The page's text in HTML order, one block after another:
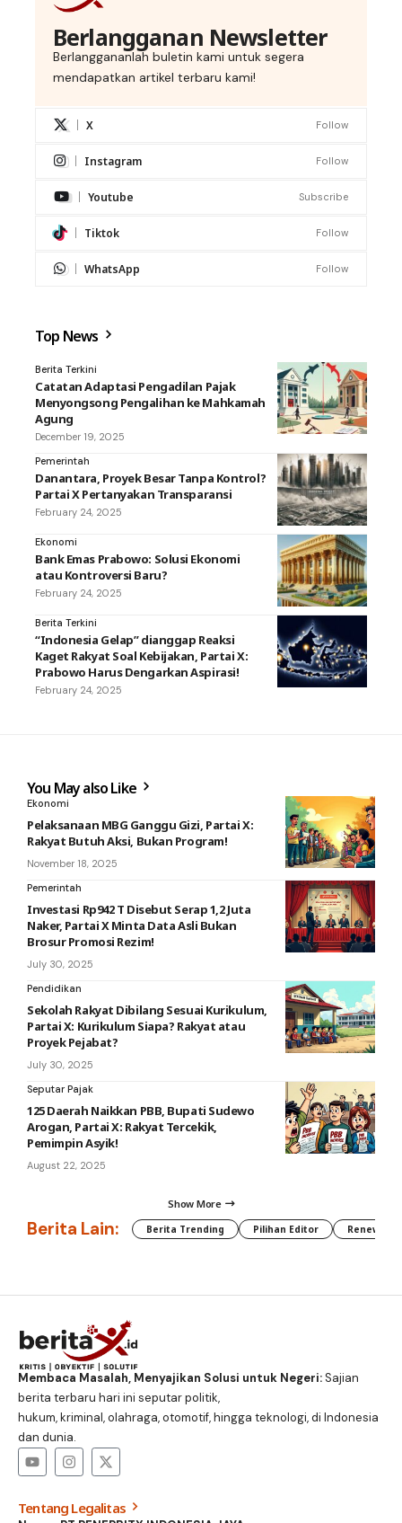
Berlangganan Newsletter
Berlanggananlah buletin kami untuk segera
mendapatkan artikel terbaru kami!
X Follow
Instagram Follow
Youtube Subscribe
Tiktok Follow
WhatsApp Follow
Top News
Berita Terkini
Catatan Adaptasi Pengadilan Pajak
Menyongsong Pengalihan ke Mahkamah
Agung
December 19, 2025
Pemerintah
Danantara, Proyek Besar Tanpa Kontrol?
Partai X Pertanyakan Transparansi
February 24, 2025
Ekonomi
Bank Emas Prabowo: Solusi Ekonomi
atau Kontroversi Baru?
February 24, 2025
Berita Terkini
“Indonesia Gelap” dianggap Reaksi
Kaget Rakyat Soal Kebijakan, Partai X:
Prabowo Harus Dengarkan Aspirasi!
February 24, 2025
You May also Like
Ekonomi
Pelaksanaan MBG Ganggu Gizi, Partai X:
Rakyat Butuh Aksi, Bukan Program!
November 18, 2025
Pemerintah
Investasi Rp942 T Disebut Serap 1,2 Juta
Naker, Partai X Minta Data Asli Bukan
Brosur Promosi Rezim!
July 30, 2025
Pendidikan
Sekolah Rakyat Dibilang Sesuai Kurikulum,
Partai X: Kurikulum Siapa? Rakyat atau
Proyek Pejabat?
July 30, 2025
Seputar Pajak
125 Daerah Naikkan PBB, Bupati Sudewo
Arogan, Partai X: Rakyat Tercekik,
Pemimpin Asyik!
August 22, 2025
Show More
Berita Lain: Berita Trending Pilihan Editor
Membaca Masalah, Menyajikan Solusi untuk Negeri:Sajian
berita terbaru hari ini seputar politik,
hukum, kriminal, olahraga, otomotif, hingga teknologi, di Indonesia
dan dunia.
Tentang Legalitas